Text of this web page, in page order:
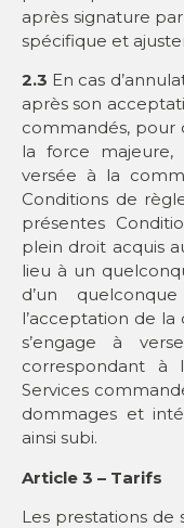
après signature
spécifique et
2.3 En cas
après son
commandés, pour
la force majeure,
versée à la
Conditions de
présentes
plein droit acquis
lieu à un
d’un
l’acceptation de
s’engage à
correspondant
Services
dommages et
ainsi subi.
Article 3 – Tarifs
Les prestations de